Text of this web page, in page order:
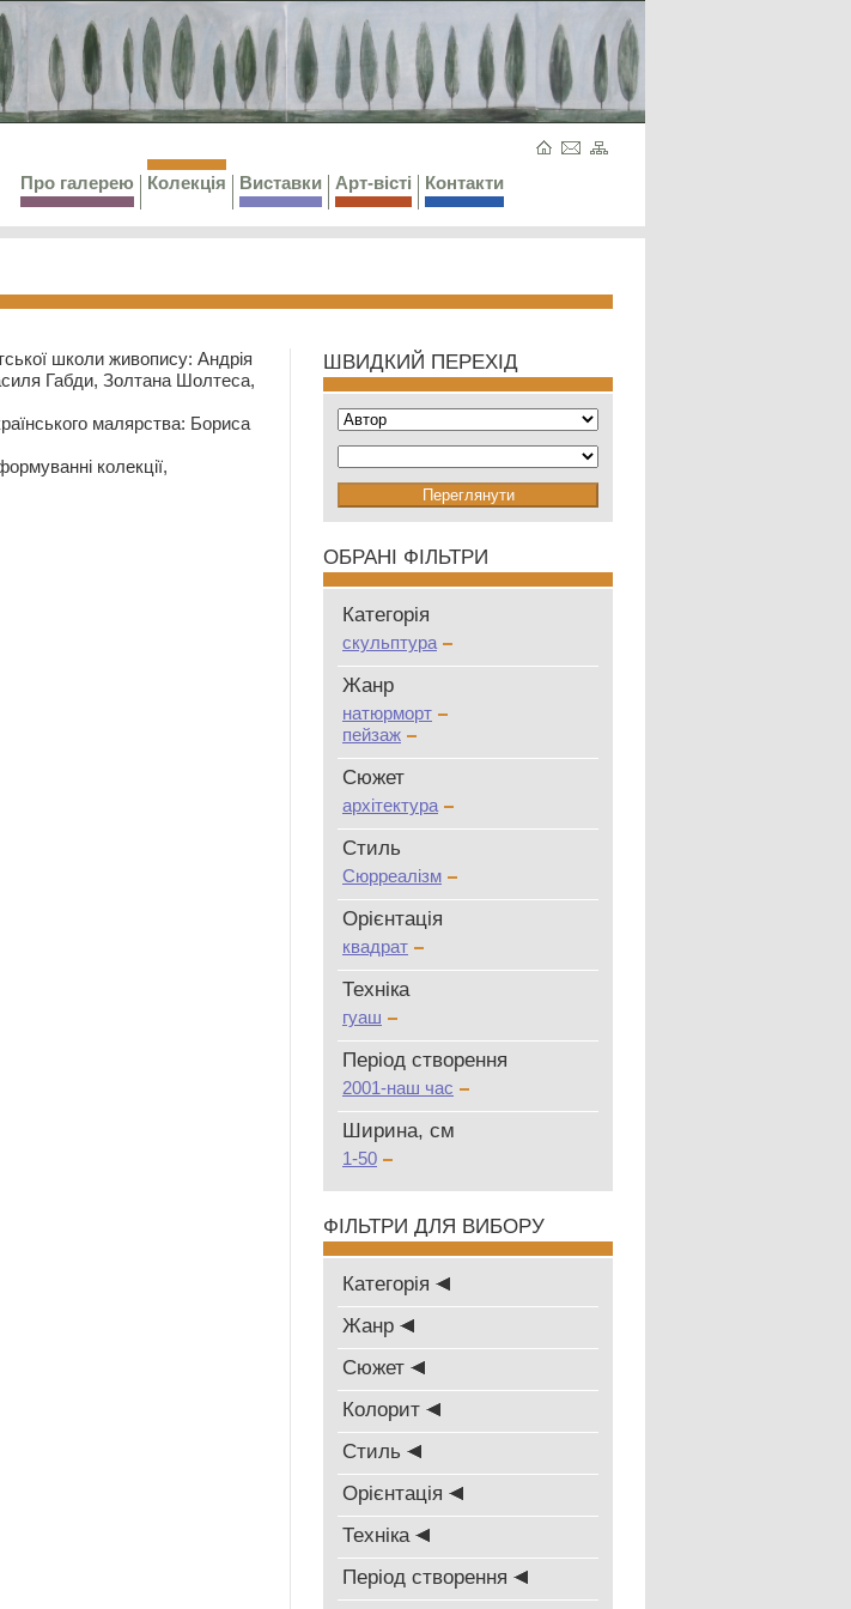
Про галерею Колекція Виставки Арт-вісті Контакти
школи живопису: Андрія
Габди, Золтана Шолтеса,
малярства: Бориса
колекції,
ШВИДКИЙ ПЕРЕХІД
ОБРАНІ ФІЛЬТРИ
Категорія
скульптура
Жанр
натюрморт
пейзаж
Сюжет
архітектура
Стиль
Сюрреалізм
Oрієнтація
квадрат
Техніка
гуаш
Період створення
2001-наш час
Ширина, см
1-50
ФІЛЬТРИ ДЛЯ ВИБОРУ
Категорія
Жанр
Сюжет
Колорит
Стиль
Oрієнтація
Техніка
Період створення